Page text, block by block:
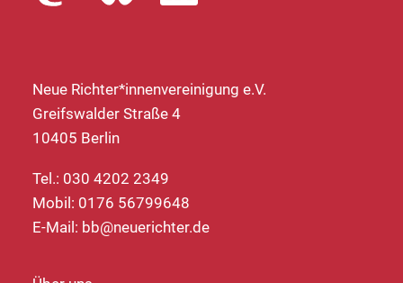
Neue Richter*innenvereinigung e.V.
Greifswalder Straße 4
10405 Berlin
Tel.: 030 4202 2349
Mobil: 0176 56799648
E-Mail: bb@neuerichter.de